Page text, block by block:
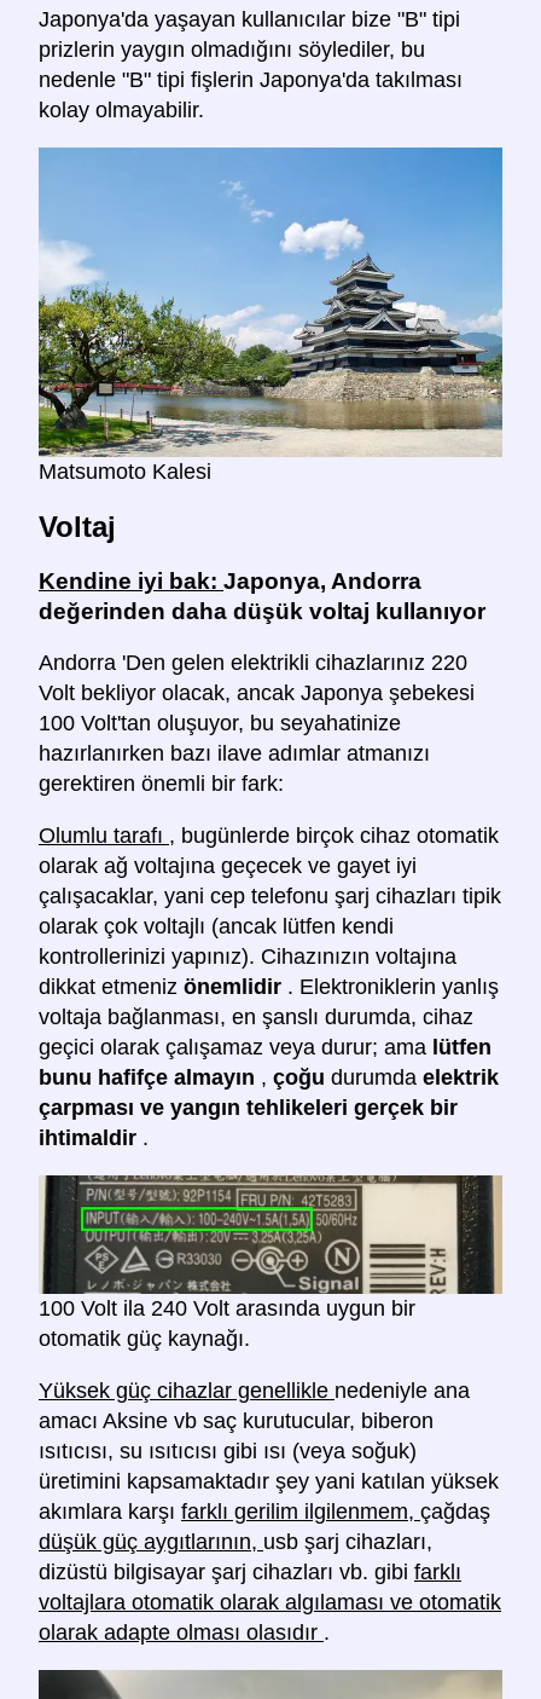
Japonya'da yaşayan kullanıcılar bize "B" tipi
prizlerin yaygın olmadığını söylediler, bu
nedenle "B" tipi fişlerin Japonya'da takılması
kolay olmayabilir.
Matsumoto Kalesi
Voltaj
Kendine iyi bak: Japonya, Andorra
değerinden daha düşük voltaj kullanıyor
Andorra 'Den gelen elektrikli cihazlarınız 220
Volt bekliyor olacak, ancak Japonya şebekesi
100 Volt'tan oluşuyor, bu seyahatinize
hazırlanırken bazı ilave adımlar atmanızı
gerektiren önemli bir fark:
Olumlu tarafı , bugünlerde birçok cihaz otomatik
olarak ağ voltajına geçecek ve gayet iyi
çalışacaklar, yani cep telefonu şarj cihazları tipik
olarak çok voltajlı (ancak lütfen kendi
kontrollerinizi yapınız). Cihazınızın voltajına
dikkat etmeniz önemlidir . Elektroniklerin yanlış
voltaja bağlanması, en şanslı durumda, cihaz
geçici olarak çalışamaz veya durur; ama lütfen
bunu hafifçe almayın , çoğu durumda elektrik
çarpması ve yangın tehlikeleri gerçek bir
ihtimaldir .
100 Volt ila 240 Volt arasında uygun bir
otomatik güç kaynağı.
Yüksek güç cihazlar genellikle nedeniyle ana
amacı Aksine vb saç kurutucular, biberon
ısıtıcısı, su ısıtıcısı gibi ısı (veya soğuk)
üretimini kapsamaktadır şey yani katılan yüksek
akımlara karşı farklı gerilim ilgilenmem, çağdaş
düşük güç aygıtlarının, usb şarj cihazları,
dizüstü bilgisayar şarj cihazları vb. gibi farklı
voltajlara otomatik olarak algılaması ve otomatik
olarak adapte olması olasıdır .